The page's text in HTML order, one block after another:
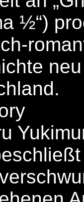
½“)